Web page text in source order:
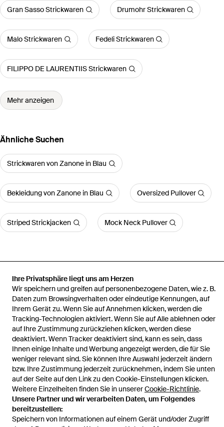
Ihre Privatsphäre liegt uns am Herzen
Wir speichern und greifen auf personenbezogene Daten, wie z. B.
Daten zum Browsingverhalten oder eindeutige Kennungen, auf
Ihrem Gerät zu. Wenn Sie auf Annehmen klicken, werden die
Tracking-Technologien aktiviert. Wenn Sie auf Alle ablehnen oder
auf Ihre Zustimmung zurückziehen klicken, werden diese
deaktiviert. Wenn Tracker deaktiviert sind, kann es sein, dass
Ihnen einige Inhalte und Werbung angezeigt werden, die für Sie
weniger relevant sind. Sie können Ihre Auswahl jederzeit ändern
bzw. Ihre Zustimmung jederzeit zurücknehmen, indem Sie unten
auf der Seite auf den Link zu den Cookie-Einstellungen klicken.
Weitere Einzelheiten finden Sie in unsererCookie-Richtlinie.
Unsere Partner und wir verarbeiten Daten, um Folgendes
bereitzustellen:
Speichern von Informationen auf einem Gerät und/oder Zugriff
Gran Sasso Strickwaren Drumohr Strickwaren
Malo Strickwaren Fedeli Strickwaren
FILIPPO DE LAURENTIIS Strickwaren
Mehr anzeigen
Ähnliche Suchen
Strickwaren von Zanone in Blau
Bekleidung von Zanone in Blau Oversized Pullover
Striped Strickjacken Mock Neck Pullover
Startseite Herren Strickwaren Zanone Strickwaren
Strickpullover Aus Baumwolle
Hilfe und Informationen